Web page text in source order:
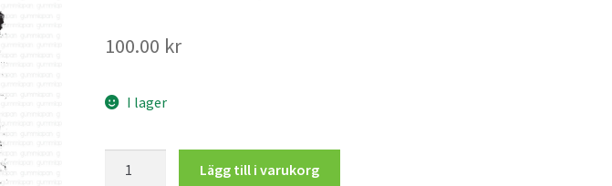
100.00 kr
I lager
Lägg till i varukorg